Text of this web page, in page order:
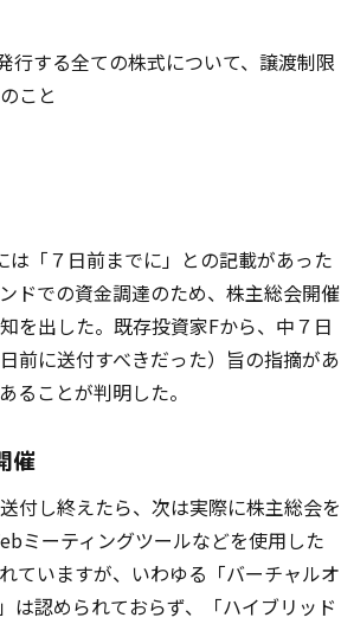
する全ての株式について、譲渡制限
こと
は「７日前までに」との記載があった
ドでの資金調達のため、株主総会開催
を出した。既存投資家Fから、中７日
前に送付すべきだった）旨の指摘があ
ることが判明した。
催
付し終えたら、次は実際に株主総会を
ミーティングツールなどを使用した
ていますが、いわゆる「バーチャルオ
は認められておらず、「ハイブリッド